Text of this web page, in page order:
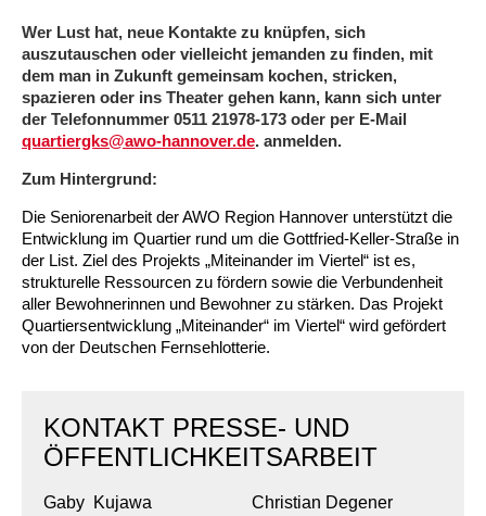
Ortsverein Arnum
Ortsverein Barsinghausen
Ortsverein Bennigsen
Ortsverein Bredenbeck
Ortsverein Godshorn
Ortsverein Garbsen
Ortsverein Fuhrberg
Ortsverein Berenbostel
Ortsverein Burgdorf
Ortsverein Burgdorf
Kindertagesstätte Freytagstraße
Kindertagesstätte Gehägestraße
Kindertagesstätte Gottfried-Keller-Straße /
Kindertagesstätte Große Pranke
Kindertagesstätte Herbartstraße
Kindertagesstätte Hiltrud-Grote-Weg
Kindertagesstätte Ibykusweg / Familienzentrum
Kindertagesstätte Elmstraße / Familienzentrum
Kindertagesstätte Freudenthalstraße /
Familienzentrum
Kindertagesstätte Freytagstraße
Kindertagesstätte Gehägestraße
Kindertagesstätte Gorch-Fock-Straße
Kindertagesstätte Gottfried-Keller-Straße /
Familienzentrum
Kindertagesstätte Harenberger Straße
Kindertagesstätte Pfarrlandplatz
Kindertagesstätte Rosenbergstraße
Hort Salzmannstraße
Familienzentrum
Außenstelle Hort Stenhusenstraße
Kindertagesstätte Sylter Weg
Kindertagesstätte Mühenkamp / Familienzentrum
Kindertagesstätte Petermannstraße /
Familienzentrum
Kindertagesstätte Schweriner Straße /
Life Kinetik
Yoga mit Baby
Yoga in der Schwangerschaft
Stretch und Relax
Fitness für Frauen
Online Pflege- und Seniorenberatung
Helfende Hände
Pflege und Wohnen
Beratungsangebote
Jugendwohnen im Stadtteil
Ältere Menschen
Behördenbegleitung und Formularausfüllhilfe
Mehrsprachige Beratung
Wegweiser Seniorenkompass
Infotelefon
Migration
Berufssprachkurse
Migrationsberatung für junge Menschen
Interkulturelle Beratung für ältere Menschen
Menschen mit Behinderungen
Wer Lust hat, neue Kontakte zu knüpfen, sich
auszutauschen oder vielleicht jemanden zu finden, mit
dem man in Zukunft gemeinsam kochen, stricken,
spazieren oder ins Theater gehen kann, kann sich unter
der Telefonnummer 0511 21978-173 oder per E-Mail
quartiergks@awo-hannover.de. anmelden.
Zum Hintergrund:
Die Seniorenarbeit der AWO Region Hannover unterstützt die
Entwicklung im Quartier rund um die Gottfried-Keller-Straße in
der List. Ziel des Projekts „Miteinander im Viertel“ ist es,
strukturelle Ressourcen zu fördern sowie die Verbundenheit
aller Bewohnerinnen und Bewohner zu stärken. Das Projekt
Quartiersentwicklung „Miteinander“ im Viertel“ wird gefördert
von der Deutschen Fernsehlotterie.
KONTAKT PRESSE- UND
ÖFFENTLICHKEITSARBEIT
Gaby Kujawa
Christian Degener